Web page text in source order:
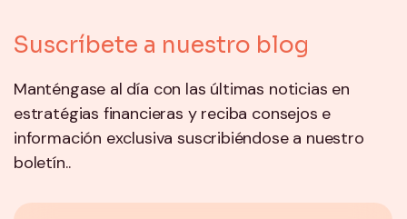
Suscríbete a nuestro blog
Manténgase al día con las últimas noticias en
estratégias financieras y reciba consejos e
información exclusiva suscribiéndose a nuestro
boletín..